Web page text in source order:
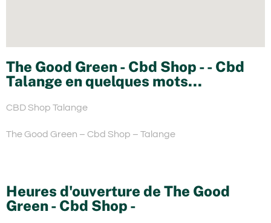
The Good Green - Cbd Shop - - Cbd
Talange en quelques mots...
CBD Shop Talange
The Good Green – Cbd Shop – Talange
Heures d'ouverture de The Good
Green - Cbd Shop -